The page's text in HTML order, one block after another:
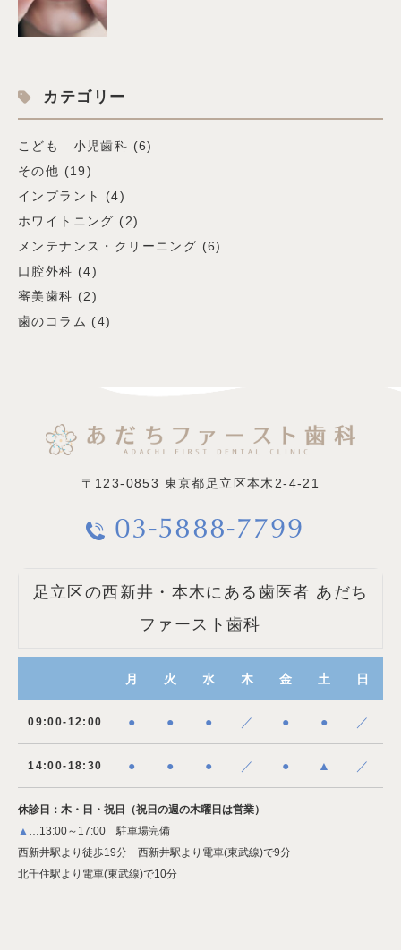
カテゴリー
こども 小児歯科 (6)
その他 (19)
インプラント (4)
ホワイトニング (2)
メンテナンス・クリーニング (6)
口腔外科 (4)
審美歯科 (2)
歯のコラム (4)
〒123-0853 東京都足立区本木2-4-21
03-5888-7799
足立区の西新井・本木にある歯医者 あだち
ファースト歯科
月 火 水 木 金 土 日
09:00-12:00 ● ● ● ／ ● ● ／
14:00-18:30 ● ● ● ／ ● ▲ ／
休診日：木・日・祝日（祝日の週の木曜日は営業）
▲
…13:00～17:00 駐車場完備
西新井駅より徒歩19分 西新井駅より電車(東武線)で9分
北千住駅より電車(東武線)で10分